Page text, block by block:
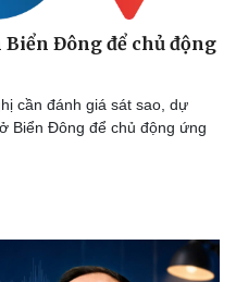
Đông để chủ động
cần đánh giá sát sao, dự
Biển Đông để chủ động ứng